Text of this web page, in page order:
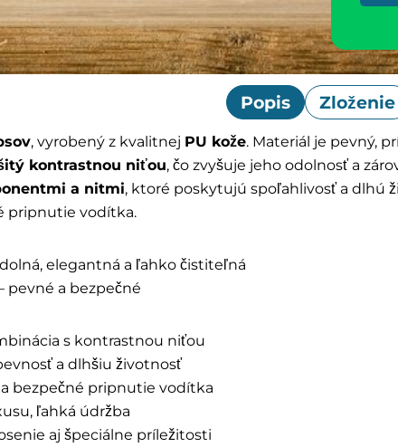
Popis Zloženie
, vyrobený z kvalitnej PU kože. Materiál je pevný,
kontrastnou niťou, čo zvyšuje jeho odolnosť a
a nitmi, ktoré poskytujú spoľahlivosť a dlhú
pripnutie vodítka.
elegantná a ľahko čistiteľná
pevné a bezpečné
s kontrastnou niťou
a dlhšiu životnosť
bezpečné pripnutie vodítka
ľahká údržba
aj špeciálne príležitosti